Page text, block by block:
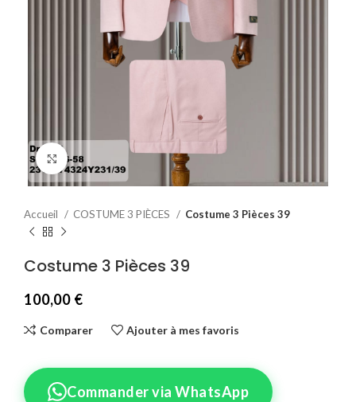
Agrandir
Accueil COSTUME 3 PIÈCES Costume 3 Pièces 39
Costume 3 Pièces 39
100,00 €
Comparer Ajouter à mes favoris
Commander via WhatsApp